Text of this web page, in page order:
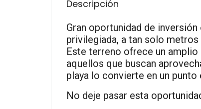
Descripción
Gran oportunidad de
privilegiada, a tan solo
Este terreno ofrece un
aquellos que buscan
playa lo convierte en un
No deje pasar esta